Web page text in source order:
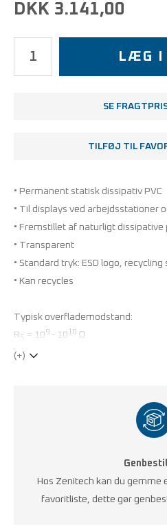
DKK 3.141,00
LÆG I
SE
TILFØJ TIL
• Permanent statisk dissipativ PVC
• Til displays ved arbejdsstationer
• Fremstillet af naturligt dissipative
• Transparent
• Standard tryk: ESD logo, recycling
• Kan recycles
Typisk overflademodstand:
R S = 10 9 - 10 10 Ω
(+)
Hos Zenitech kan du gemme
favoritliste, dette gør